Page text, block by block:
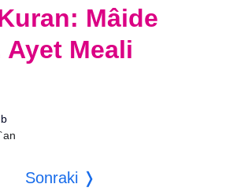
Mâide
Ayet Meali
Sonraki ❭